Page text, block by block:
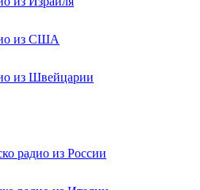
из США
из Швейцарии
радио из России